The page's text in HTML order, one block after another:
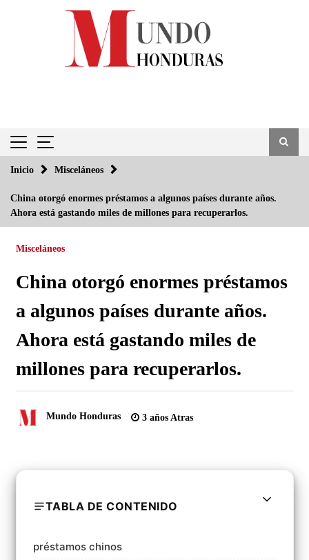
Inicio Misceláneos
China otorgó enormes préstamos a algunos países durante años.
Ahora está gastando miles de millones para recuperarlos.
Misceláneos
China otorgó enormes préstamos
a algunos países durante años.
Ahora está gastando miles de
millones para recuperarlos.
Mundo Honduras 3 años Atras
TABLA DE CONTENIDO
préstamos chinos